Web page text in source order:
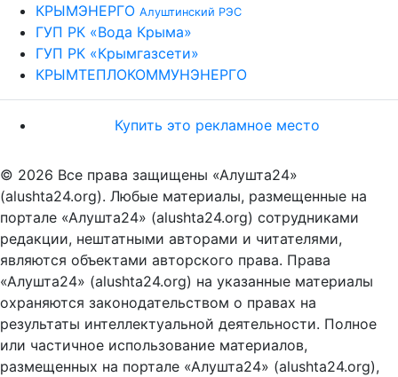
КРЫМЭНЕРГО Алуштинский РЭС
ГУП РК «Вода Крыма»
ГУП РК «Крымгазсети»
КРЫМТЕПЛОКОММУНЭНЕРГО
Купить это рекламное место
© 2026 Все права защищены «Алушта24»
(alushta24.org). Любые материалы, размещенные на
портале «Алушта24» (alushta24.org) сотрудниками
редакции, нештатными авторами и читателями,
являются объектами авторского права. Права
«Алушта24» (alushta24.org) на указанные материалы
охраняются законодательством о правах на
результаты интеллектуальной деятельности. Полное
или частичное использование материалов,
размещенных на портале «Алушта24» (alushta24.org),